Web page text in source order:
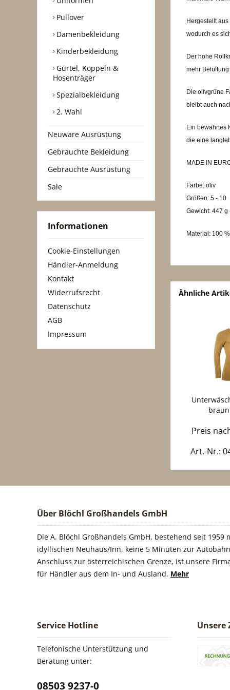
Pullover
Damenbekleidung
Kinderbekleidung
Gürtel, Koppeln &
Hosenträger
Spezialbekleidung
2. Wahl
Neuware Ausrüstung
Gebrauchte Bekleidung
Gebrauchte Ausrüstung
Sale
Informationen
Cookie-Einstellungen
Händler-Anmeldung
Kontakt
Widerrufsrecht
Datenschutz
AGB
Impressum
Hergestellt
wodurch es
Der hohe
mehr
Die olivgrüne
bleibt auch
Ein bewährtes
die eine
MADE IN
Farbe: oliv
Größen: 5 - 10
Gewicht: 447 g
Material: 100
Ähnliche
Preis
Art.-Nr.:
Über Blöchl Großhandels GmbH
Die A. Blöchl Großhandels GmbH, bestehend seit
idyllischen Neuhaus/Inn, keine 5 Minuten zur
Anschluss zur österreichischen Grenze, ist unsere
für Händler aus dem In- und Ausland. Mehr
Service Hotline
Telefonische Unterstützung und
Beratung unter:
08503 9237-0
Unsere